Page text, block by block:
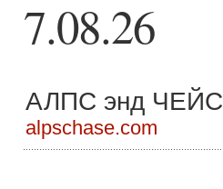
7.08.26
АЛПС энд ЧЕЙС
alpschase.com